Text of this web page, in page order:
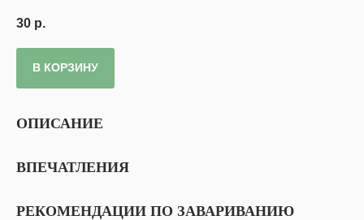
30 р.
В КОРЗИНУ
ОПИСАНИЕ
ВПЕЧАТЛЕНИЯ
РЕКОМЕНДАЦИИ ПО ЗАВАРИВАНИЮ